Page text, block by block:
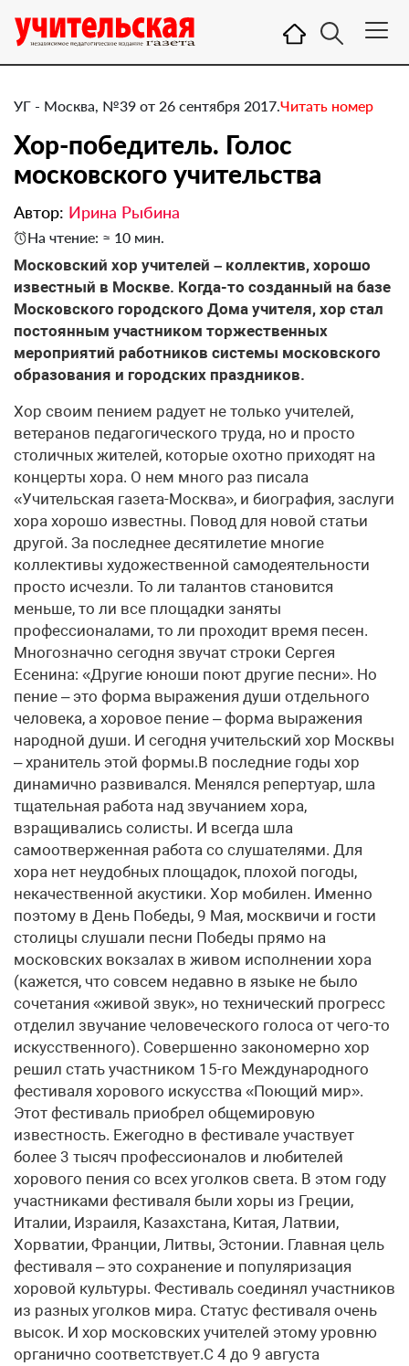
УГ - Москва, №39 от 26 сентября 2017.Читать номер
Хор-победитель. Голос
московского учительства
Автор: Ирина Рыбина
На чтение: ≈ 10 мин.
​Московский хор учителей – коллектив, хорошо
известный в Москве. Когда-то созданный на базе
Московского городского Дома учителя, хор стал
постоянным участником торжественных
мероприятий работников системы московского
образования и городских праздников.
Хор своим пением радует не только учителей,
ветеранов педагогического труда, но и просто
столичных жителей, которые охотно приходят на
концерты хора. О нем много раз писала
«Учительская газета-Москва», и биография, заслуги
хора хорошо известны. Повод для новой статьи
другой. За последнее десятилетие многие
коллективы художественной самодеятельности
просто исчезли. То ли талантов становится
меньше, то ли все площадки заняты
профессионалами, то ли проходит время песен.
Многозначно сегодня звучат строки Сергея
Есенина: «Другие юноши поют другие песни». Но
пение – это форма выражения души отдельного
человека, а хоровое пение – форма выражения
народной души. И сегодня учительский хор Москвы
– хранитель этой формы.В последние годы хор
динамично развивался. Менялся репертуар, шла
тщательная работа над звучанием хора,
взращивались солисты. И всегда шла
самоотверженная работа со слушателями. Для
хора нет неудобных площадок, плохой погоды,
некачественной акустики. Хор мобилен. Именно
поэтому в День Победы, 9 Мая, москвичи и гости
столицы слушали песни Победы прямо на
московских вокзалах в живом исполнении хора
(кажется, что совсем недавно в языке не было
сочетания «живой звук», но технический прогресс
отделил звучание человеческого голоса от чего-то
искусственного). Совершенно закономерно хор
решил стать участником 15-го Международного
фестиваля хорового искусства «Поющий мир».
Этот фестиваль приобрел общемировую
известность. Ежегодно в фестивале участвует
более 3 тысяч профессионалов и любителей
хорового пения со всех уголков света. В этом году
участниками фестиваля были хоры из Греции,
Италии, Израиля, Казахстана, Китая, Латвии,
Хорватии, Франции, Литвы, Эстонии. Главная цель
фестиваля – это сохранение и популяризация
хоровой культуры. Фестиваль соединял участников
из разных уголков мира. Статус фестиваля очень
высок. И хор московских учителей этому уровню
органично соответствует.С 4 до 9 августа